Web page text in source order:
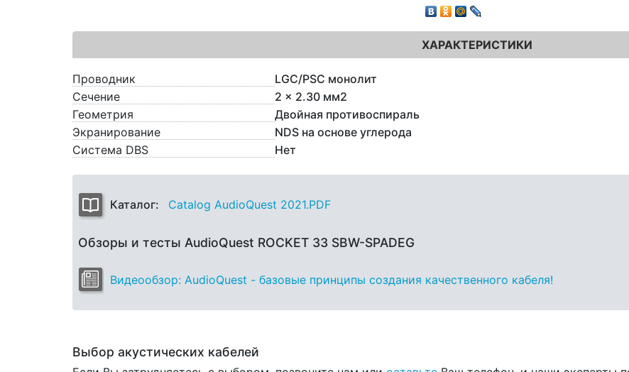
ХАРАКТЕРИСТИКИ
Проводник
LGC/PSC монолит
Сечение
2 x 2.30 мм2
Геометрия
Двойная противоспираль
Экранирование
NDS на основе углерода
Система DBS
Нет
Каталог: Catalog AudioQuest 2021.PDF
Обзоры и тесты AudioQuest ROCKET 33 SBW-SPADEG
Видеообзор: AudioQuest - базовые принципы создания качественного кабеля!
Выбор акустических кабелей